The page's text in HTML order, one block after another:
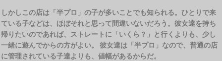
しかしこの店は「半プロ」の子が多いことでも知られる。ひとりで来
ている子などは、ほぼそれと思って間違いないだろう。彼女達を持ち
帰りたいのであれば、ストレートに「いくら？」と行くよりも、少し
一緒に遊んでからの方がよい。 彼女達は「半プロ」なので、普通の店
に管理されている子達よりも、値幅があるからだ。